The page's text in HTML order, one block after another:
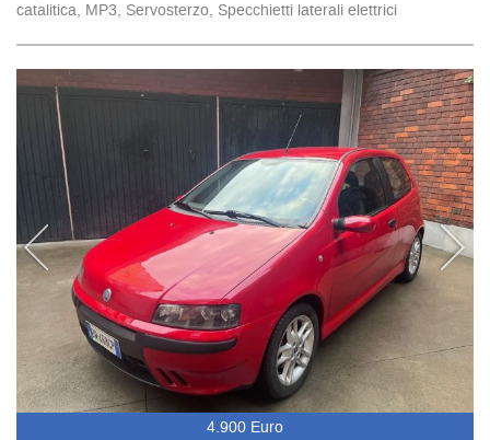
catalitica, MP3, Servosterzo, Specchietti laterali elettrici
4.900 Euro